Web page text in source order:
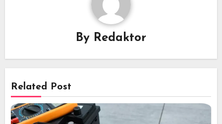
By Redaktor
Related Post